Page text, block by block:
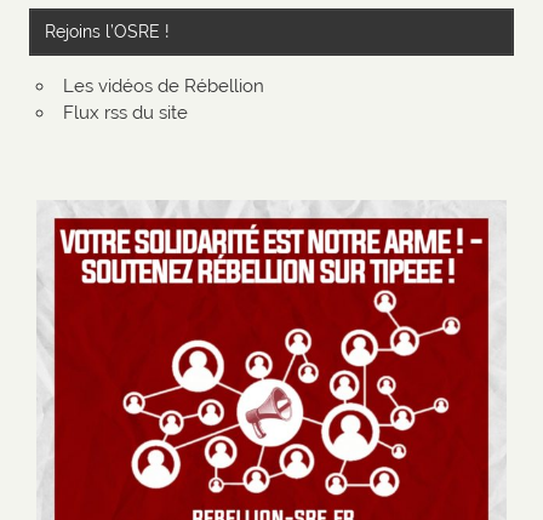
Rejoins l’OSRE !
Les vidéos de Rébellion
Flux rss du site